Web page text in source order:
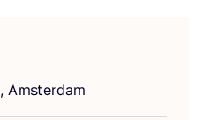
, Amsterdam